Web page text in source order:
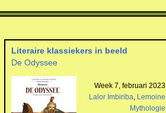
Literaire klassiekers in beeld
De Odyssee
Week 7, februari 2023
Lalor Imbiriba, Lemoine
Mythologie